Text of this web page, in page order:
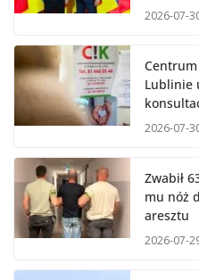
2026-07-
Lublinie
2026-07-
Zwabił
mu nóż
aresztu
2026-07-